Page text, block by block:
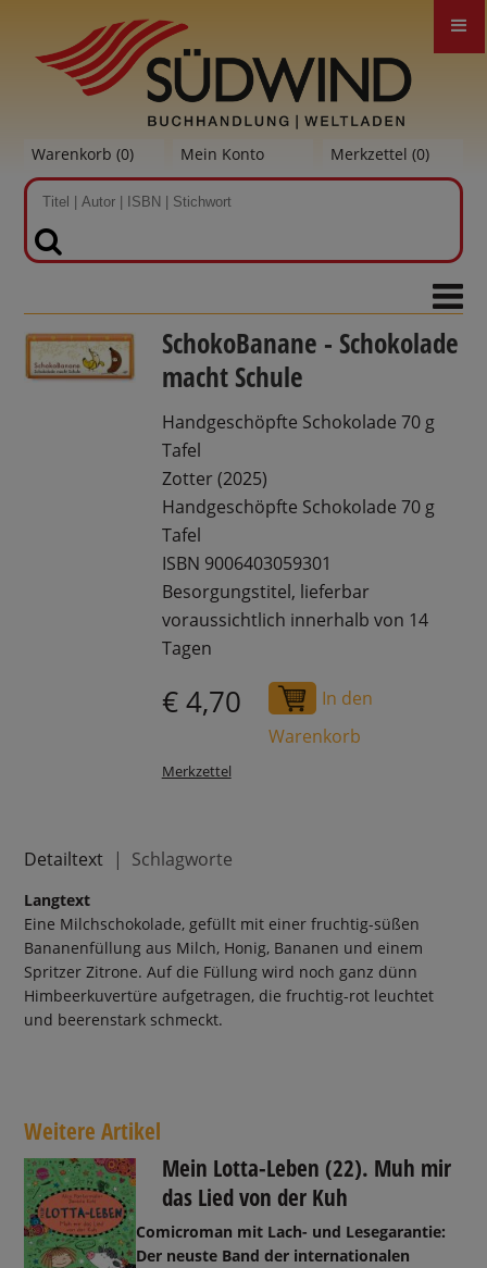
Warenkorb (0) Mein Konto Merkzettel (0)
SchokoBanane - Schokolade
macht Schule
Handgeschöpfte Schokolade 70 g
Tafel
Zotter (2025)
Handgeschöpfte Schokolade 70 g
Tafel
ISBN 9006403059301
Besorgungstitel, lieferbar
voraussichtlich innerhalb von 14
Tagen
€ 4,70
In den
Warenkorb
Merkzettel
Detailtext Schlagworte
Langtext
Eine Milchschokolade, gefüllt mit einer fruchtig-süßen
Bananenfüllung aus Milch, Honig, Bananen und einem
Spritzer Zitrone. Auf die Füllung wird noch ganz dünn
Himbeerkuvertüre aufgetragen, die fruchtig-rot leuchtet
und beerenstark schmeckt.
Weitere Artikel
Mein Lotta-Leben (22). Muh mir
das Lied von der Kuh
Comicroman mit Lach- und Lesegarantie:
Der neuste Band der internationalen